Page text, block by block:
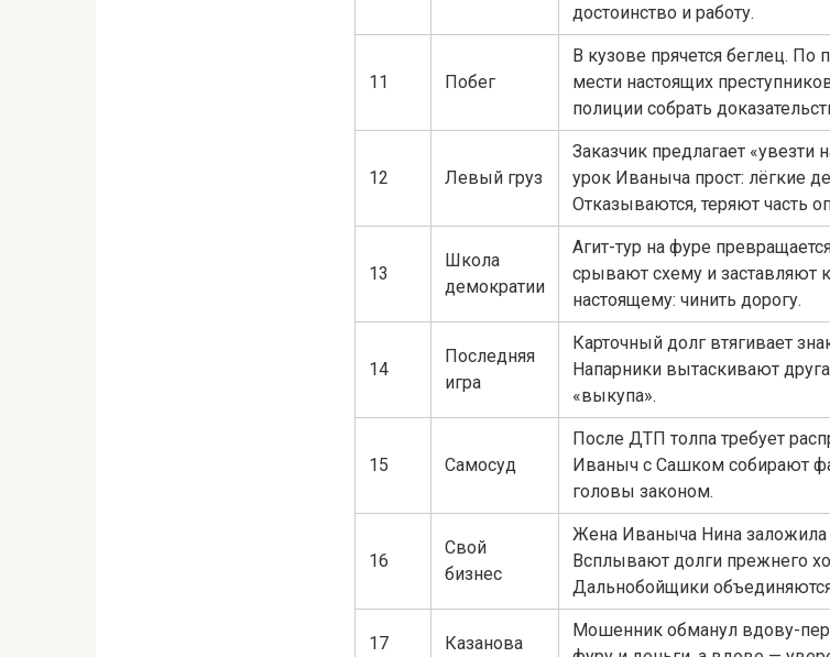
достоинство и работу.
11 Побег
В кузове прячется беглец. По
мести настоящих
полиции собрать
12 Левый груз
Заказчик предлагает «увезти
урок Иваныча прост: лёгкие
Отказываются, теряют часть
13
Школа
демократии
Агит-тур на фуре
срывают схему и заставляют
настоящему: чинить дорогу.
14
Последняя
игра
Карточный долг втягивает
Напарники вытаскивают
«выкупа».
15 Самосуд
После ДТП толпа требует
Иваныч с Сашком собирают
головы законом.
16
Свой
бизнес
Жена Иваныча Нина заложила
Всплывают долги прежнего
Дальнобойщики
17 Казанова
Мошенник обманул вдову-